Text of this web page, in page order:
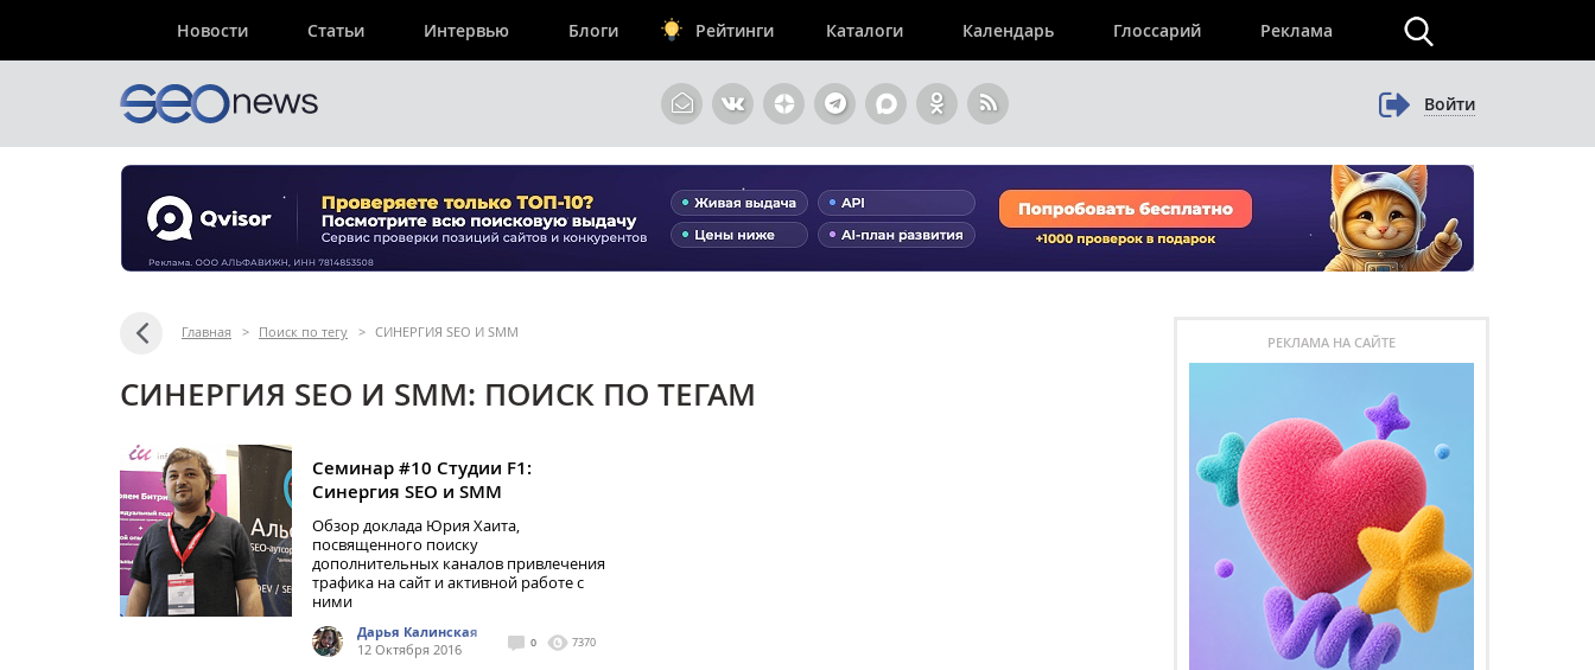
Новости Статьи Интервью Блоги Рейтинги Каталоги Календарь Глоссарий Реклама
Войти
Главная > Поиск по тегу > СИНЕРГИЯ SEO И SMM
СИНЕРГИЯ SEO И SMM: ПОИСК ПО ТЕГАМ
Семинар #10 Студии F1:
Синергия SEO и SMM
Обзор доклада Юрия Хаита,
посвященного поиску
дополнительных каналов привлечения
трафика на сайт и активной работе с
ними
Дарья Калинская
12 Октября 2016
0 7370
РЕКЛАМА НА САЙТЕ